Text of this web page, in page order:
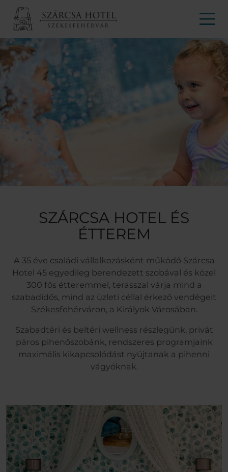
SZÁRCSA HOTEL ÉS
ÉTTEREM
A 35 éve családi vállalkozásként működő Szárcsa
Hotel 45 egyedileg berendezett szobával és közel
300 fős étteremmel, terasszal várja mind a
szabadidős, mind az üzleti céllal érkező vendégeit
Székesfehérváron, a Királyok Városában.
Szabadtéri és beltéri wellness részlegünk, privát
páros pihenőszobánk, rendszeres programjaink
maximális kikapcsolódást nyújtanak a pihenni
vágyóknak.